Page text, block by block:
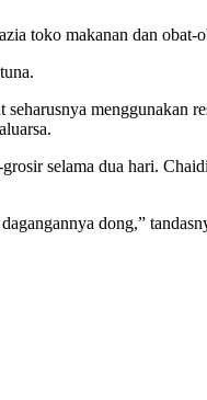
toko makanan dan obat-
menggunakan
selama dua hari.
dong,”